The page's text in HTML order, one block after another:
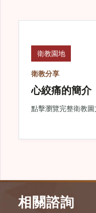
衛教園地
衛教分享
心絞痛的簡介
點擊瀏覽完整衛教圖
相關諮詢